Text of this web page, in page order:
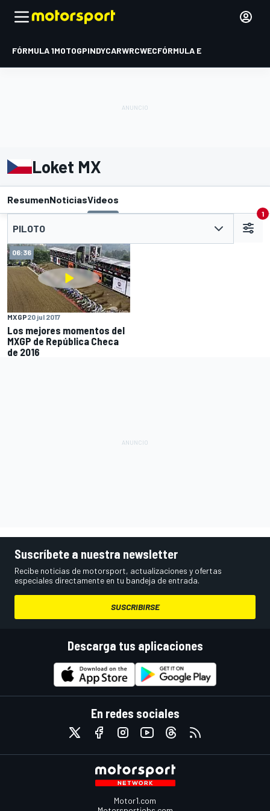
FÓRMULA 1MOTOGPINDYCARWRCWECFÓRMULA E
Loket MX
ResumenNoticiasVideos
PILOTO
1
06:36
MXGP20 jul 2017
Los mejores momentos del
MXGP de República Checa
de 2016
Suscríbete a nuestra newsletter
Recibe noticias de motorsport, actualizaciones y ofertas
especiales directamente en tu bandeja de entrada.
SUSCRIBIRSE
Descarga tus aplicaciones
En redes sociales
Motor1.com